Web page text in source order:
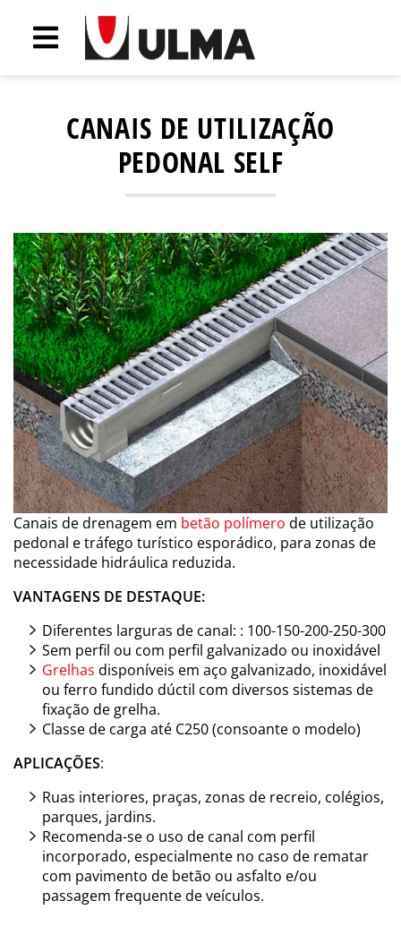
CANAIS DE UTILIZAÇÃO
PEDONAL SELF
Canais de drenagem em betão polímero de utilização
pedonal e tráfego turístico esporádico, para zonas de
necessidade hidráulica reduzida.
VANTAGENS DE DESTAQUE:
Diferentes larguras de canal: : 100-150-200-250-300
Sem perfil ou com perfil galvanizado ou inoxidável
Grelhas disponíveis em aço galvanizado, inoxidável
ou ferro fundido dúctil com diversos sistemas de
fixação de grelha.
Classe de carga até C250 (consoante o modelo)
APLICAÇÕES:
Ruas interiores, praças, zonas de recreio, colégios,
parques, jardins.
Recomenda-se o uso de canal com perfil
incorporado, especialmente no caso de rematar
com pavimento de betão ou asfalto e/ou
passagem frequente de veículos.